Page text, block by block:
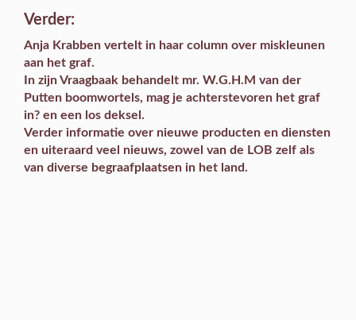
Verder:
Anja Krabben vertelt in haar column over miskleunen
aan het graf.
In zijnVraagbaak behandelt mr. W.G.H.M van der
Putten boomwortels, mag je achterstevoren het graf
in? en een los deksel.
Verder informatie over nieuwe producten en diensten
en uiteraard veel nieuws, zowel van de LOB zelf als
van diverse begraafplaatsen in het land.